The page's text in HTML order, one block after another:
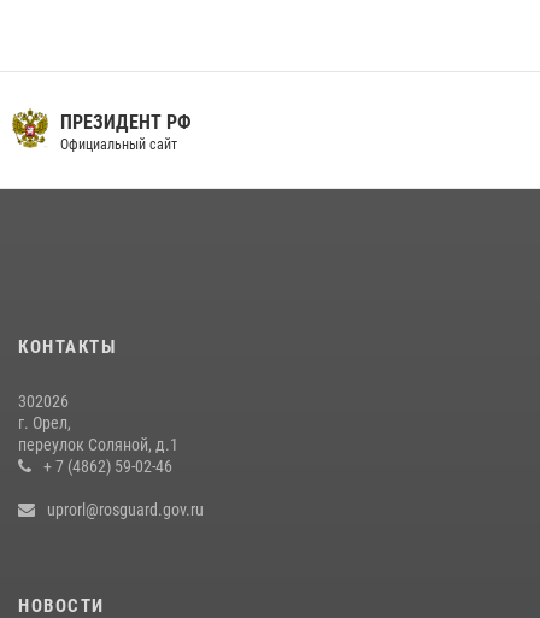
30 июля 2026, 14:27
В Орле росгвардейцы за неделю проверили два детских лагеря
16 июля 2026, 13:34
29 июля 2026, 14:06
ПРЕЗИДЕНТ РФ
Официальный сайт
КОНТАКТЫ
302026
г. Орел,
переулок Соляной, д.1
+ 7 (4862) 59-02-46
uprorl@rosguard.gov.ru
НОВОСТИ